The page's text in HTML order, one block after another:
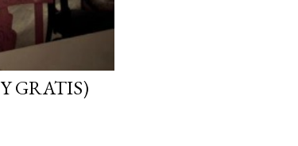
GRATIS)